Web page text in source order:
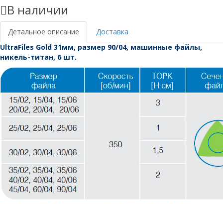
90/04В наличии
Детальное описание
Доставка
UltraFiles Gold 31мм, размер 90/04, машинные файлы,
никель-титан, 6 шт.